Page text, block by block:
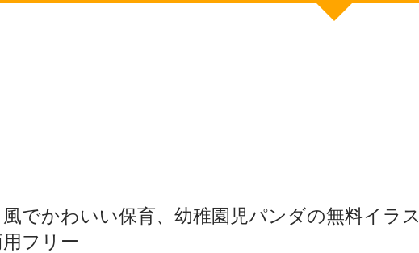
でかわいい保育、幼稚園児パンダの無料イラス
用フリー